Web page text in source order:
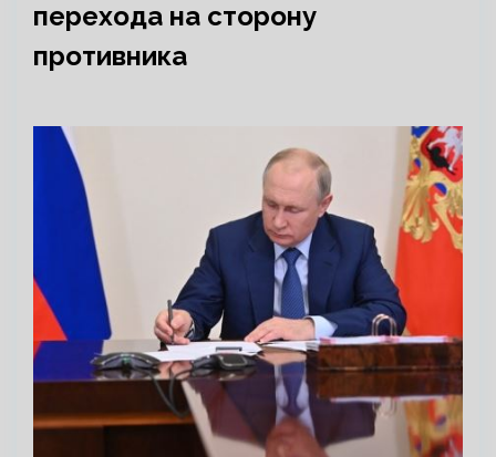
перехода на сторону
противника